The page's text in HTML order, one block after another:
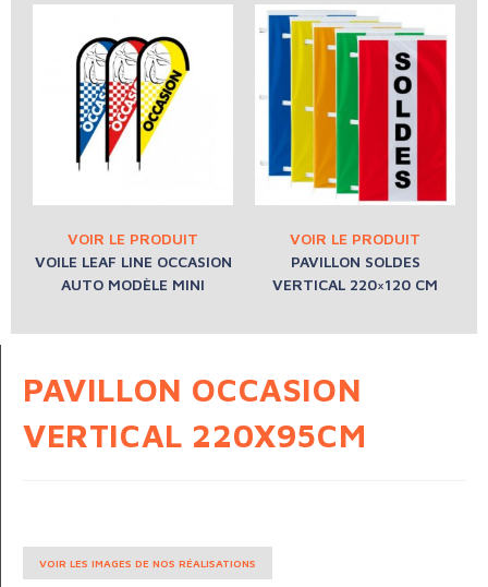
VOILE LEAF LINE OCCASION
AUTO MODÈLE MINI
PAVILLON SOLDES
VERTICAL 220×120 CM
PAVILLON OCCASION
VERTICAL 220X95CM
VOIR LES IMAGES DE NOS RÉALISATIONS